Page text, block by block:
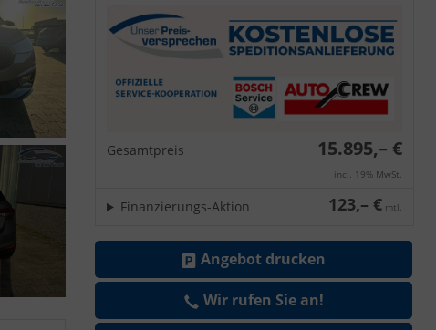
Gesamtpreis 15.895,– €
incl. 19% MwSt.
123,– € mtl.
Finanzierungs-Aktion
Wir rufen Sie an!
Angebot drucken